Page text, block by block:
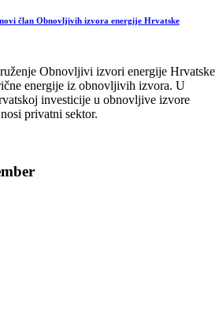
član Obnovljivih izvora energije Hrvatske
Obnovljivi izvori energije Hrvatske
energije iz obnovljivih izvora. U
investicije u obnovljive izvore
privatni sektor.